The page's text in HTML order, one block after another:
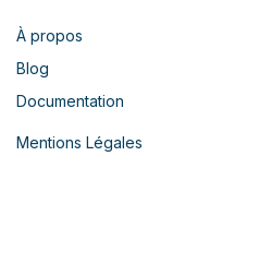
À propos
Blog
Documentation
Mentions Légales